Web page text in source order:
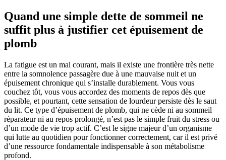
Quand une simple dette de sommeil ne
suffit plus à justifier cet épuisement de
plomb
La fatigue est un mal courant, mais il existe une frontière très nette
entre la somnolence passagère due à une mauvaise nuit et un
épuisement chronique qui s’installe durablement. Vous vous
couchez tôt, vous vous accordez des moments de repos dès que
possible, et pourtant, cette sensation de lourdeur persiste dès le saut
du lit. Ce type d’épuisement de plomb, qui ne cède ni au sommeil
réparateur ni au repos prolongé, n’est pas le simple fruit du stress ou
d’un mode de vie trop actif. C’est le signe majeur d’un organisme
qui lutte au quotidien pour fonctionner correctement, car il est privé
d’une ressource fondamentale indispensable à son métabolisme
profond.